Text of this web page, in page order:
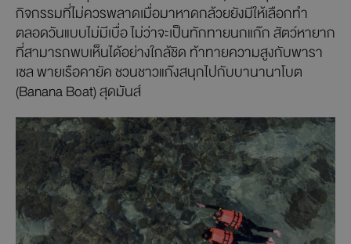
กิจกรรมที่ไม่ควรพลาดเมื่อมาหาดกล้วยยังมีให้เลือกทำ
ตลอดวันแบบไม่มีเบื่อ ไม่ว่าจะเป็นทักทายนกแก๊ก สัตว์หายาก
ที่สามารถพบเห็นได้อย่างใกล้ชิด ท้าทายความสูงกับพารา
เซล พายเรือคายัค ชวนชาวแก๊งสนุกไปกับบานานาโบต
(Banana Boat) สุดมันส์